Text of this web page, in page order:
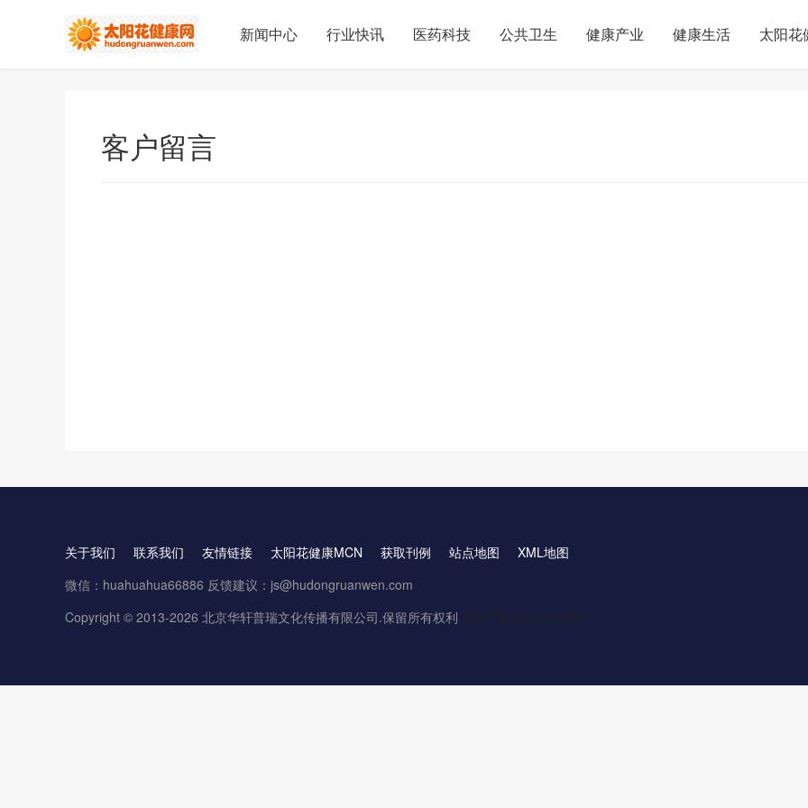
新闻中心 行业快讯 医药科技 公共卫生 健康产业 健康生活 太阳花
客户留言
关于我们 联系我们 友情链接 太阳花健康MCN 获取刊例 站点地图
XML地图
微信：huahuahua66886 反馈建议：js@hudongruanwen.com
Copyright © 2013-2026 北京华轩普瑞文化传播有限公司.保留所有权利 京ICP备16061888号-3